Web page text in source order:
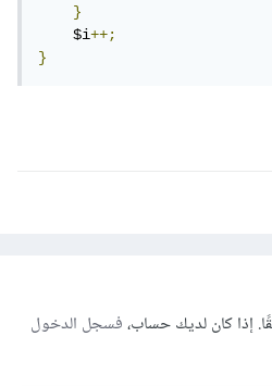
}
    $i
++;
}
إذا كان لديك حساب،فسجل الدخول